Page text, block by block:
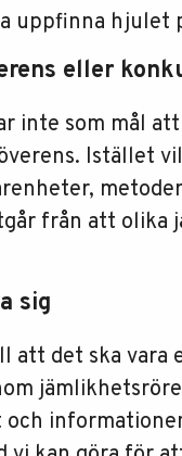
uppfinna hjulet
eller
inte som mål
Istället
från att
sig
att det ska vara
och